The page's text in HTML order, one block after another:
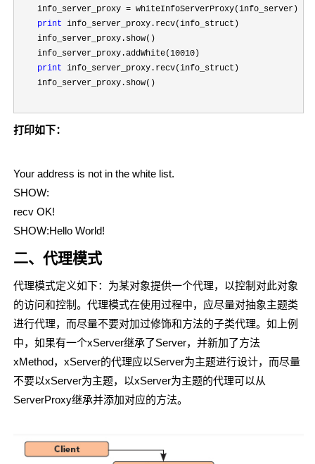
    info_server_proxy
= whiteInfoServerProxy(info_server)
print info_server_proxy.recv(info_struct)
    info_server_proxy.show()
    info_server_proxy.addWhite(
10010 )
print info_server_proxy.recv(info_struct)
    info_server_proxy.show()
打印如下：
Your address is not in the white list.
SHOW:
recv OK!
SHOW:Hello World!
二、代理模式
代理模式定义如下：为某对象提供一个代理，以控制对此对象
的访问和控制。代理模式在使用过程中，应尽量对抽象主题类
进行代理，而尽量不要对加过修饰和方法的子类代理。如上例
中，如果有一个xServer继承了Server，并新加了方法
xMethod，xServer的代理应以Server为主题进行设计，而尽量
不要以xServer为主题，以xServer为主题的代理可以从
ServerProxy继承并添加对应的方法。